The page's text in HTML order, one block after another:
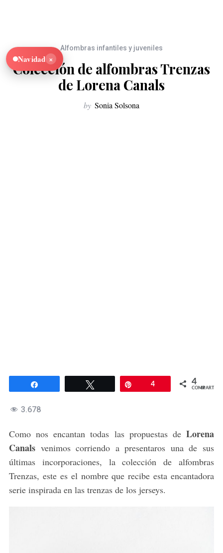
Alfombras infantiles y juveniles
Colección de alfombras Trenzas
de Lorena Canals
by Sonia Solsona
Twittear 4 4
COMPARTIR
3.678
Como nos encantan todas las propuestas deLorena
Canalsvenimos corriendo a presentaros una de sus
últimas incorporaciones, la colección de alfombras
Trenzas, este es el nombre que recibe esta encantadora
serie inspirada en las trenzas de los jerseys.
Navidad ×